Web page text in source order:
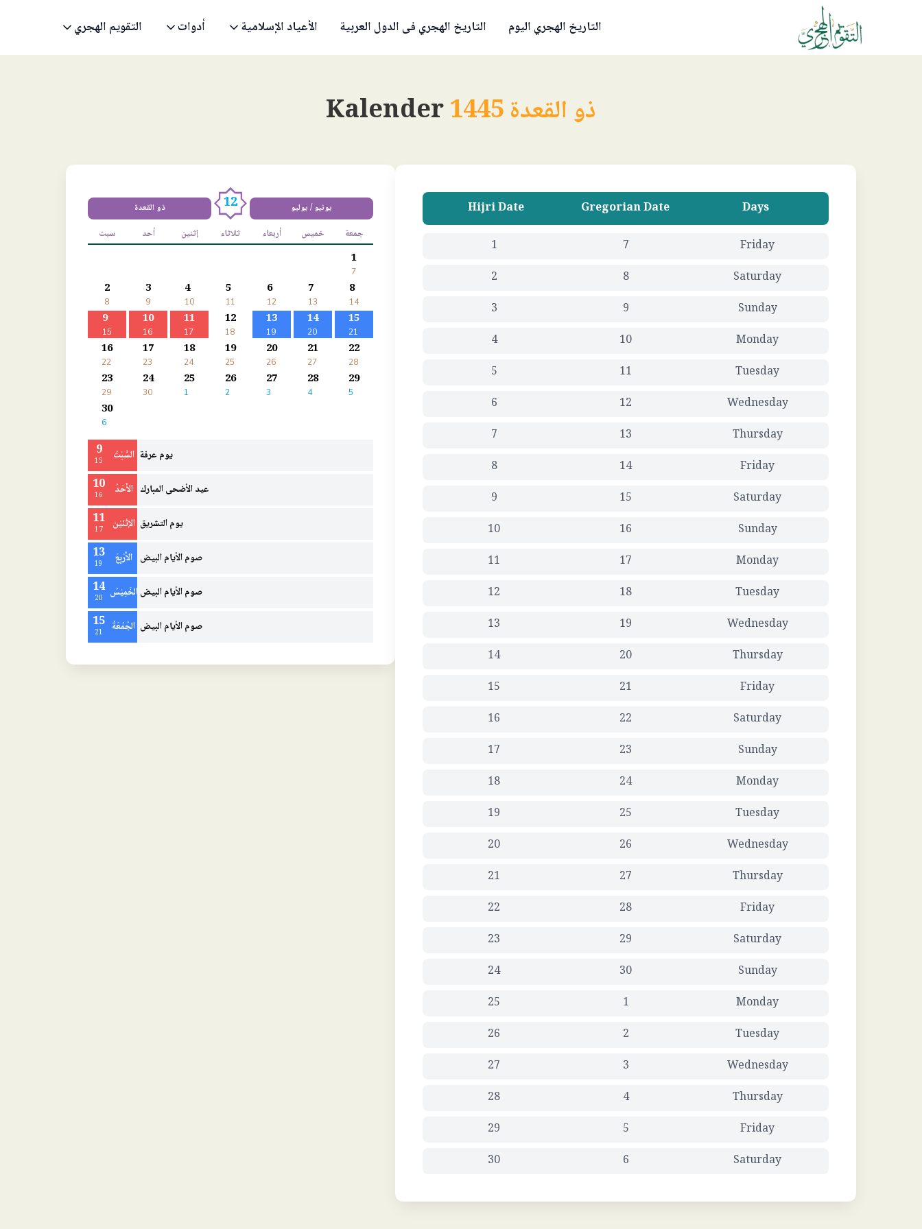
التاريخ الهجري اليوم التاريخ الهجري فى الدول العربية الأعياد الإسلامية أدوات التقويم الهجري
Kalender ذو القعدة 1445
ذو القعدة 12 يونيو / يوليو
سبت أحد إثنين ثلاثاء أربعاء خميس جمعة
1
7
2
8
3
9
4
10
5
11
6
12
7
13
8
14
9
15
10
16
11
17
12
18
13
19
14
20
15
21
16
22
17
23
18
24
19
25
20
26
21
27
22
28
23
29
24
30
25
1
26
2
27
3
28
4
29
5
30
6
9
15 السَّبْتُ يوم عرفة
10
16 الأَحَدُ عيد الأضحى المبارك
11
17 الإثْنَيْن يوم التشريق
13
19 الأَرْبِعَ صوم الأيام البيض
14
20 الخَمِيْسُ صوم الأيام البيض
15
21 الجُمُعَةُ صوم الأيام البيض
Hijri Date Gregorian Date Days
1 7
Friday
2
8
Saturday
3
9
Sunday
4
10
Monday
5
11
Tuesday
6
12
Wednesday
7
13
Thursday
8
14
Friday
9
15
Saturday
10
16
Sunday
11
17
Monday
12
18
Tuesday
13
19
Wednesday
14
20
Thursday
15
21
Friday
16
22
Saturday
17
23
Sunday
18
24
Monday
19
25
Tuesday
20
26
Wednesday
21
27
Thursday
22
28
Friday
23
29
Saturday
24
30
Sunday
25
1
Monday
26
2
Tuesday
27
3
Wednesday
28
4
Thursday
29
5
Friday
30
6 Saturday